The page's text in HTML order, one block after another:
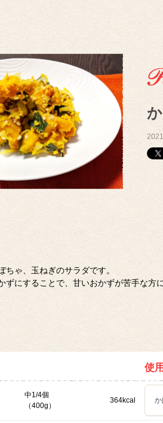
ちゃ、玉ねぎのサラダです。
ずにすることで、甘いおかずが苦手な方
使
中1/4個
（400g）
364kcal か